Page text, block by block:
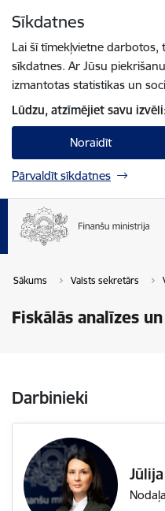
Sīkdatnes
Lai šī tīmekļvietne darbotos,
sīkdatnes. Ar Jūsu
izmantotas statistikas un
Lūdzu, atzīmējiet savu
Noraidīt
Pārvaldīt sīkdatnes
Sākums Valsts sekretārs
Fiskālās analīzes
Darbinieki